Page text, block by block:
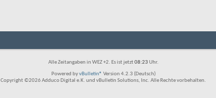
Alle Zeitangaben in WEZ +2. Es ist jetzt08:23 Uhr.
Powered byvBulletin® Version 4.2.3 (Deutsch)
Copyright ©2026 Adduco Digital e.K. und vBulletin Solutions, Inc. Alle Rechte vorbehalten.